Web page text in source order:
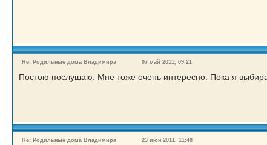
Re: Родильные дома Владимира 07 май 2011, 09:21
Постою послушаю. Мне тоже очень интересно. Пока я
Re: Родильные дома Владимира 23 июн 2011, 11:48